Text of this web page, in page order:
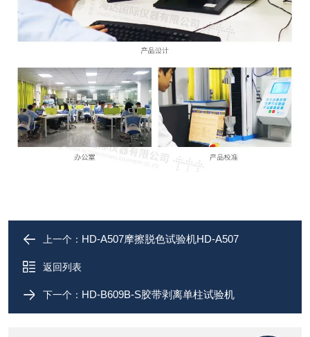
上一个： HD-A507摩擦脱色试验机HD-A507
返回列表
下一个： HD-B609B-S胶带剥离单柱试验机